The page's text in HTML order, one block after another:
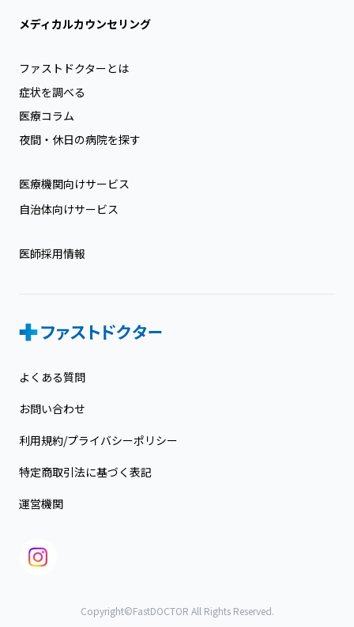
メディカルカウンセリング
ファストドクターとは
症状を調べる
医療コラム
夜間・休日の病院を探す
医療機関向けサービス
自治体向けサービス
医師採用情報
よくある質問
お問い合わせ
利用規約/プライバシーポリシー
特定商取引法に基づく表記
運営機関
Copyright©FastDOCTOR All Rights Reserved.